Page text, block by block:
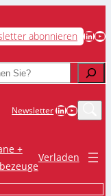
abonnieren LinkedIn YouTube
NewsletterLinkedIn
+
Verladen